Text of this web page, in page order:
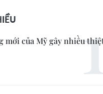
mới của Mỹ gây nhiều